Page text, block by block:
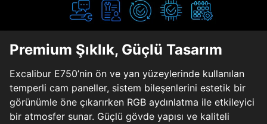
Premium Şıklık, Güçlü Tasarım
Excalibur E750’nin ön ve yan yüzeylerinde kullanılan
temperli cam paneller, sistem bileşenlerini estetik bir
görünümle öne çıkarırken RGB aydınlatma ile etkileyici
bir atmosfer sunar. Güçlü gövde yapısı ve kaliteli